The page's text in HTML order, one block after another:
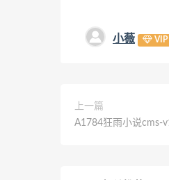
小薇 VIP
上一篇
A1784狂雨小说cms-